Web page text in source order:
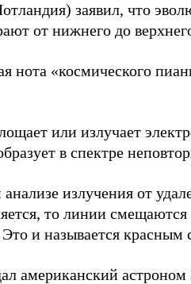
заявил, что
от нижнего до
нота «космического
или излучает
в спектре
излучения от
то линии
и называется
американский